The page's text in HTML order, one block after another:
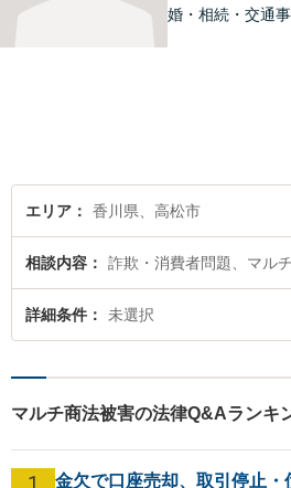
婚・相続・交通事
エリア 香川県、高松市
相談内容 詐欺・消費者問題、マル
詳細条件 未選択
マルチ商法被害の法律Q&Aランキ
1 金欠で口座売却、取引停止・